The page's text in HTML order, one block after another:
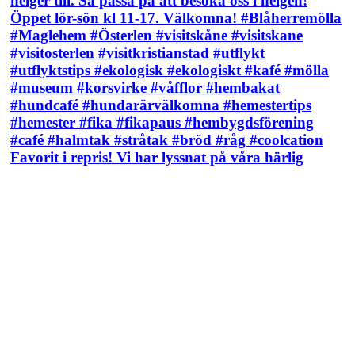
Favorit i repris! Vi har lyssnat på våra härlig